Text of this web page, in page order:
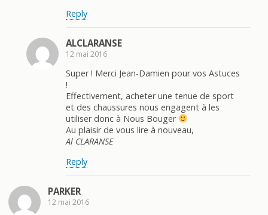
Reply
ALCLARANSE
12 mai 2016
Super ! Merci Jean-Damien pour vos Astuces
!
Effectivement, acheter une tenue de sport
et des chaussures nous engagent à les
utiliser donc à Nous Bouger
Au plaisir de vous lire à nouveau,
Al CLARANSE
Reply
PARKER
12 mai 2016